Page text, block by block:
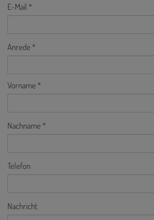
E-Mail
Anrede
Vorname
Nachname
Telefon
Nachricht